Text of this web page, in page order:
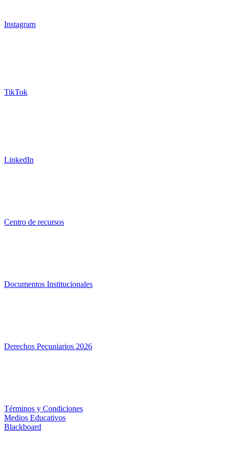
Instagram
TikTok
LinkedIn
Centro de recursos
Documentos Institucionales
Derechos Pecuniarios 2026
Términos y Condiciones
Medios Educativos
Blackboard